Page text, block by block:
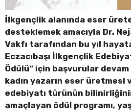
İlkgençlik alanında eser
desteklemek amacıyla Dr.
Vakfı tarafından bu yıl
Eczacıbaşı İlkgençlik
Ödülü” için başvurular
kadın yazarın eser üretmesi
edebiyatı türünün
amaçlayan ödül programı, yaş